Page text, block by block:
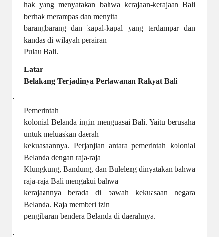
hak yang menyatakan bahwa kerajaan-kerajaan Bali
berhak merampas dan menyita
barangbarang dan kapal-kapal yang terdampar dan
kandas di wilayah perairan
Pulau Bali.
Latar
Belakang Terjadinya Perlawanan Rakyat Bali
·
Pemerintah
kolonial Belanda ingin menguasai Bali. Yaitu berusaha
untuk meluaskan daerah
kekuasaannya. Perjanjian antara pemerintah kolonial
Belanda dengan raja-raja
Klungkung, Bandung, dan Buleleng dinyatakan bahwa
raja-raja Bali mengakui bahwa
kerajaannya berada di bawah kekuasaan negara
Belanda. Raja memberi izin
pengibaran bendera Belanda di daerahnya.
·